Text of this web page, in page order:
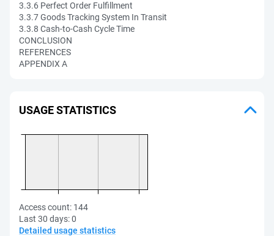
3.3.6 Perfect Order Fulfillment
3.3.7 Goods Tracking System In Transit
3.3.8 Cash-to-Cash Cycle Time
CONCLUSION
REFERENCES
APPENDIX A
USAGE STATISTICS
Access count: 144
Last 30 days:0
Detailed usage statistics